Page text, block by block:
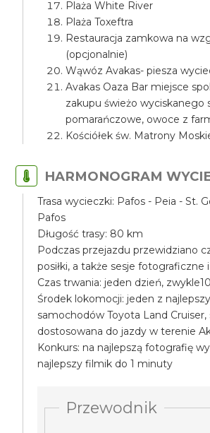
Plaża White River
Plaża Toxeftra
Restauracja zamkowa na
(opcjonalnie)
Wąwóz Avakas- piesza
Avakas Oaza Bar miejsce
zakupu świeżo wyciskanego
pomarańczowe, owoce z
Kościółek św. Matrony
HARMONOGRAM
Trasa wycieczki: Pafos - Peia - St.
Pafos
Długość trasy: 80 km
Podczas przejazdu przewidziano
posiłki, a także sesje fotograficzne
Czas trwania: jeden dzień,
Środek lokomocji: jeden z
samochodów Toyota Land Cruiser,
dostosowana do jazdy w terenie
Konkurs: na najlepszą fotografię
najlepszy filmik do 1 minuty
Przewodnik